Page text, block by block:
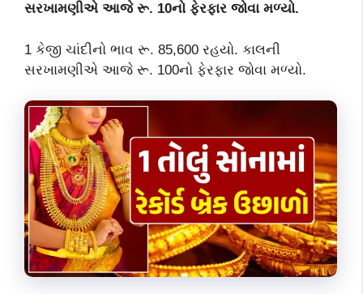
સરખામણીએ આજે રૂ. 10નો ફેરફાર જોવા મળ્યો.
1 કેજી ચાંદીનો ભાવ રૂ. 85,600 રહયો. કાલની
સરખામણીએ આજે રૂ. 100નો ફેરફાર જોવા મળ્યો.